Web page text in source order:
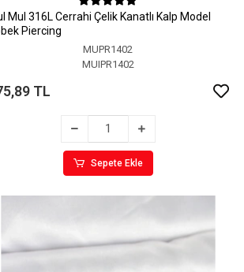
MuI 316L Cerrahi Çelik Kanatlı Kalp Model
Piercing
MUPR1402
MUIPR1402
TL
Sepete Ekle